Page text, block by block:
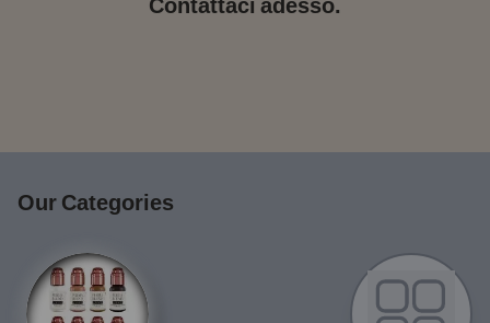
Contattaci adesso.
Our Categories